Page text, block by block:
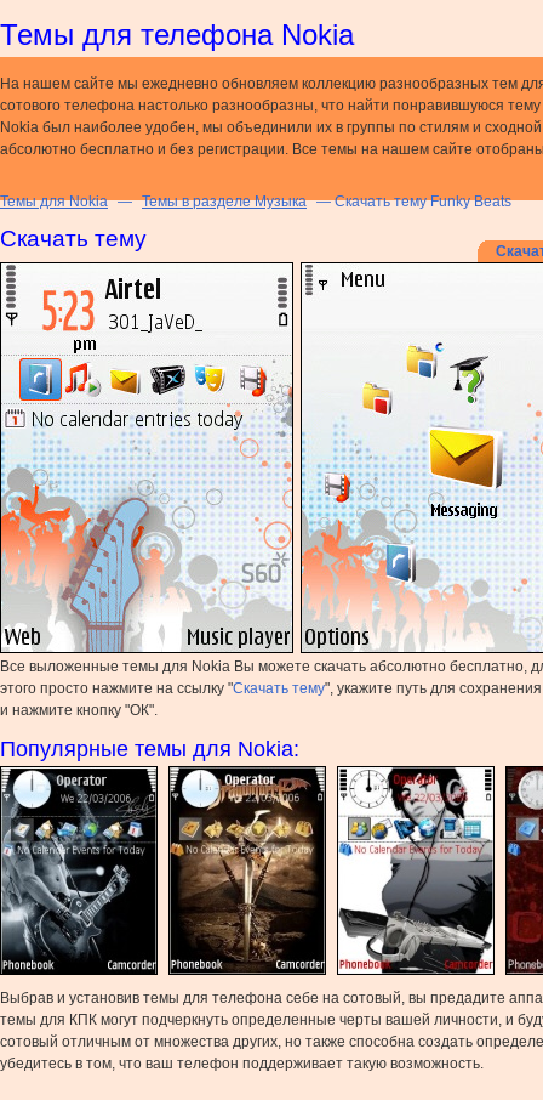
Темы для телефона Nokia
На нашем сайте мы ежедневно обновляем коллекцию разнообразных тем
сотового телефона настолько разнообразны, что найти понравившуюся
Nokia был наиболее удобен, мы объединили их в группы по стилям и
абсолютно бесплатно и без регистрации. Все темы на нашем сайте
Темы для Nokia — Темы в разделе Музыка — Скачать тему Funky Beats
Скачать тему
Все выложенные темы для Nokia Вы можете скачать абсолютно бесплатно,
этого просто нажмите на ссылку "Скачать тему", укажите путь для
и нажмите кнопку "ОК".
Популярные темы для Nokia:
Выбрав и установив темы для телефона себе на сотовый, вы предадите
темы для КПК могут подчеркнуть определенные черты вашей личности, и
сотовый отличным от множества других, но также способна создать
убедитесь в том, что ваш телефон поддерживает такую возможность.